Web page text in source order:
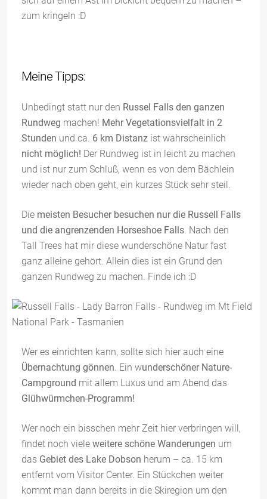
zum kringeln :D
Meine Tipps:
Unbedingt statt nur den Russel Falls den ganzen
Rundweg machen! Mehr Vegetationsvielfalt in 2
Stunden und ca. 6 km Distanz ist wahrscheinlich
nicht möglich! Der Rundweg ist in leicht zu machen
und ist nur zum Schluß, wenn es von dem Bächlein
wieder nach oben geht, ein kurzes Stück sehr steil.
Die meisten Besucher besuchen nur die Russell Falls
und die angrenzenden Horseshoe Falls . Nach den
Tall Trees hat mir diese wunderschöne Natur fast
ganz alleine gehört. Allein dies ist ein Grund den
ganzen Rundweg zu machen. Finde ich :D
Wer es einrichten kann, sollte sich hier auch eine
Übernachtung gönnen . Ein wunderschöner Nature-
Campground mit allem Luxus und am Abend das
Glühwürmchen-Programm!
Wer noch ein bisschen mehr Zeit hier verbringen will,
findet noch viele weitere schöne Wanderungen um
das Gebiet des Lake Dobson herum – ca. 15 km
entfernt vom Visitor Center. Ein Stückchen weiter
kommt man dann bereits in die Skiregion um den